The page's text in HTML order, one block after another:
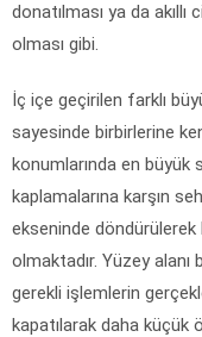
donatılması ya da
olması gibi.
İç içe geçirilen farklı
sayesinde birbirlerine
konumlarında en büyük
kaplamalarına karşın
ekseninde döndürülerek
olmaktadır. Yüzey
gerekli işlemlerin
kapatılarak daha küçük